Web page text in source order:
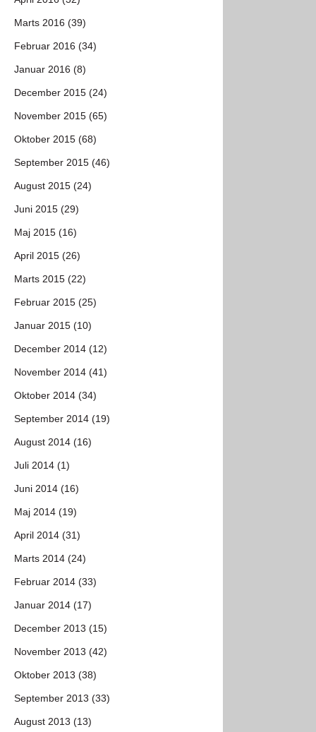
Marts 2016 (39)
Februar 2016 (34)
Januar 2016 (8)
December 2015 (24)
November 2015 (65)
Oktober 2015 (68)
September 2015 (46)
August 2015 (24)
Juni 2015 (29)
Maj 2015 (16)
April 2015 (26)
Marts 2015 (22)
Februar 2015 (25)
Januar 2015 (10)
December 2014 (12)
November 2014 (41)
Oktober 2014 (34)
September 2014 (19)
August 2014 (16)
Juli 2014 (1)
Juni 2014 (16)
Maj 2014 (19)
April 2014 (31)
Marts 2014 (24)
Februar 2014 (33)
Januar 2014 (17)
December 2013 (15)
November 2013 (42)
Oktober 2013 (38)
September 2013 (33)
August 2013 (13)